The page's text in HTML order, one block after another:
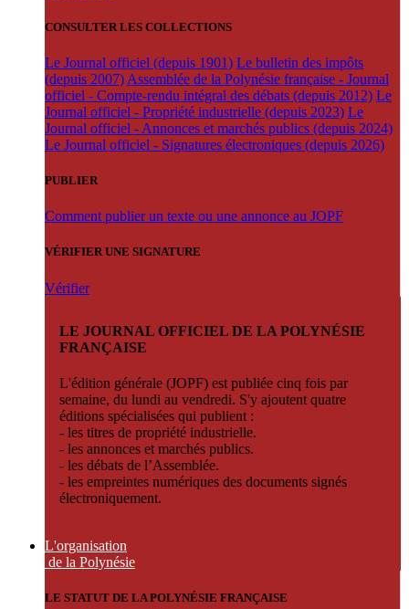
CONSULTER LES COLLECTIONS
Le Journal officiel (depuis 1901) Le bulletin des impôts
(depuis 2007) Assemblée de la Polynésie française - Journal
officiel - Compte-rendu intégral des débats (depuis 2012) Le
Journal officiel - Propriété industrielle (depuis 2023) Le
Journal officiel - Annonces et marchés publics (depuis 2024)
Le Journal officiel - Signatures électroniques (depuis 2026)
PUBLIER
Comment publier un texte ou une annonce au JOPF
VÉRIFIER UNE SIGNATURE
Vérifier
LE JOURNAL OFFICIEL DE LA POLYNÉSIE
FRANÇAISE
L'édition générale (JOPF) est publiée cinq fois par
semaine, du lundi au vendredi. S'y ajoutent quatre
éditions spécialisées qui publient :
- les titres de propriété industrielle.
- les annonces et marchés publics.
- les débats de l’Assemblée.
- les empreintes numériques des documents signés
électroniquement.
L'organisation
de la Polynésie
LE STATUT DE LA POLYNÉSIE FRANÇAISE